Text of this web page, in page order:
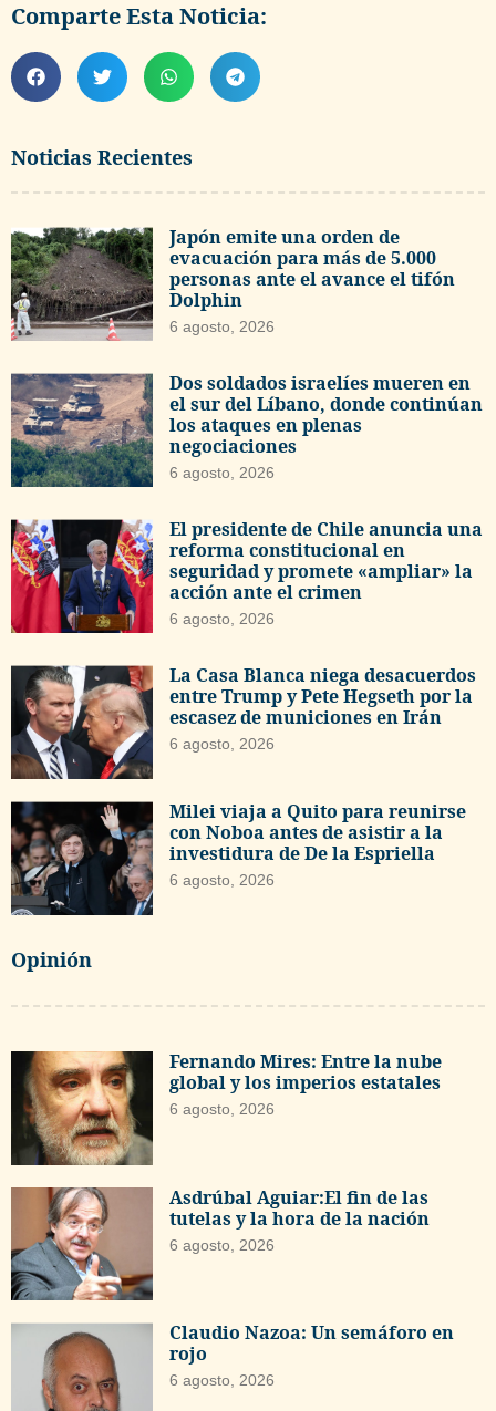
Noticias Recientes
Japón emite una orden de
evacuación para más de 5.000
personas ante el avance el tifón
Dolphin
6 agosto, 2026
Dos soldados israelíes mueren en
el sur del Líbano, donde continúan
los ataques en plenas
negociaciones
6 agosto, 2026
El presidente de Chile anuncia una
reforma constitucional en
seguridad y promete «ampliar» la
acción ante el crimen
6 agosto, 2026
La Casa Blanca niega desacuerdos
entre Trump y Pete Hegseth por la
escasez de municiones en Irán
6 agosto, 2026
Milei viaja a Quito para reunirse
con Noboa antes de asistir a la
investidura de De la Espriella
6 agosto, 2026
Opinión
Fernando Mires: Entre la nube
global y los imperios estatales
6 agosto, 2026
Asdrúbal Aguiar:El fin de las
tutelas y la hora de la nación
6 agosto, 2026
Claudio Nazoa: Un semáforo en
rojo
6 agosto, 2026
Comparte Esta Noticia: